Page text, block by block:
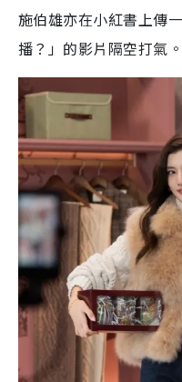
施伯雄亦在小紅書上傳
播？」的影片隔空打氣。